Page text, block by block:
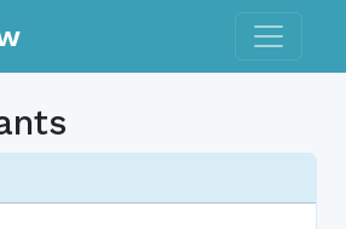
Toggle